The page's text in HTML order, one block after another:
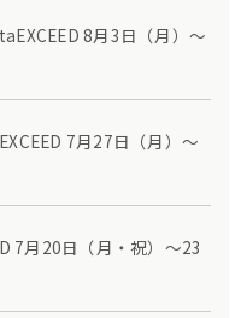
8月3日（月）～
7月27日（月）～
7月20日（月・祝）～23